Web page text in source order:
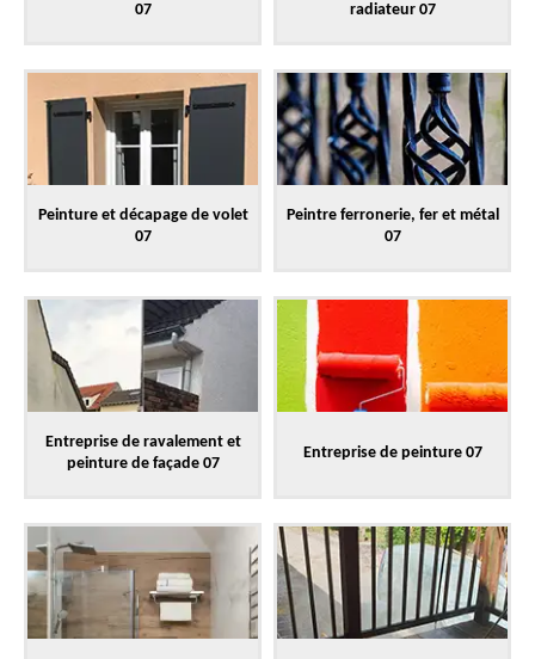
07
radiateur 07
Peinture et décapage de volet
07
Peintre ferronerie, fer et métal
07
Entreprise de ravalement et
peinture de façade 07
Entreprise de peinture 07